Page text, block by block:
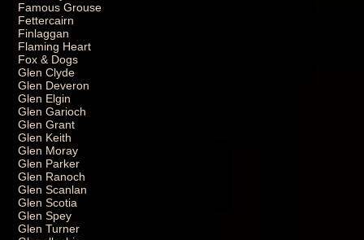
Famous Grouse
Fettercairn
Finlaggan
Flaming Heart
Fox & Dogs
Glen Clyde
Glen Deveron
Glen Elgin
Glen Garioch
Glen Grant
Glen Keith
Glen Moray
Glen Parker
Glen Ranoch
Glen Scanlan
Glen Scotia
Glen Spey
Glen Turner